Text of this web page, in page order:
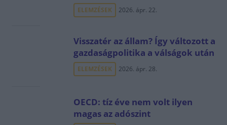
ELEMZÉSEK 2026. ápr. 22.
Visszatér az állam? Így változott a
gazdaságpolitika a válságok után
ELEMZÉSEK 2026. ápr. 28.
OECD: tíz éve nem volt ilyen
magas az adószint